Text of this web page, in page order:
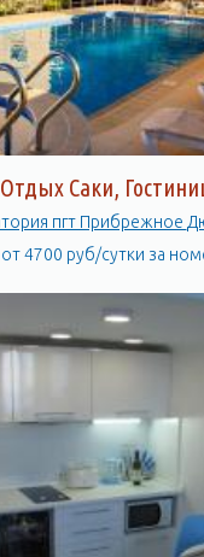
Отдых Саки,
от 4700 руб/сутки за